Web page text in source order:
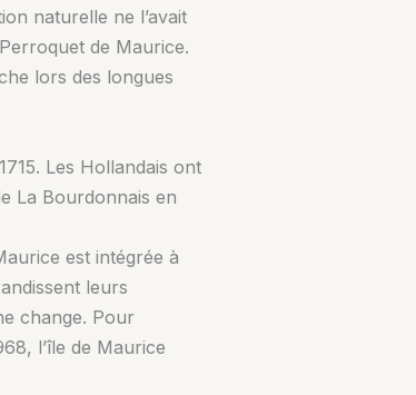
naturelle ne l’avait
de Maurice.
lors des longues
Les Hollandais ont
La Bourdonnais en
est intégrée à
leurs
change. Pour
l’île de Maurice